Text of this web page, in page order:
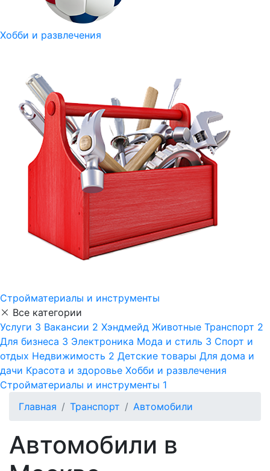
Хобби и развлечения
Стройматериалы и инструменты
Все категории
Услуги 3 Вакансии 2 Хэндмейд Животные Транспорт 2
Для бизнеса 3 Электроника Мода и стиль 3 Спорт и
отдых Недвижимость 2 Детские товары Для дома и
дачи Красота и здоровье Хобби и развлечения
Стройматериалы и инструменты 1
Главная
Транспорт Автомобили
Автомобили в